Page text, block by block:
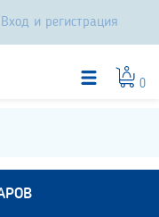
Вход и регистрация
0